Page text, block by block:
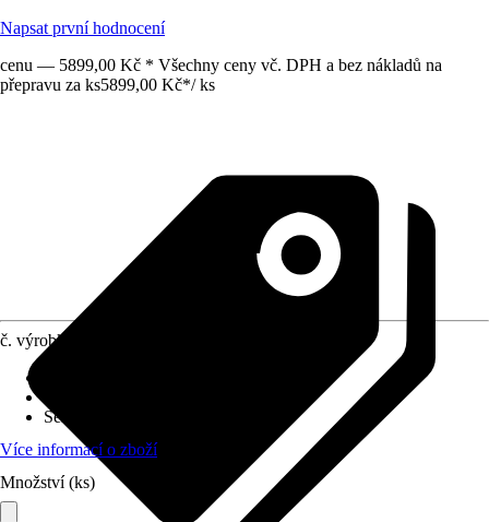
Napsat první hodnocení
cenu — 5899,00 Kč * Všechny ceny vč. DPH a bez nákladů na
přepravu za ks5899,00 Kč*/ ks
č. výrobku
Série
Více informací o zboží
Množství (ks)